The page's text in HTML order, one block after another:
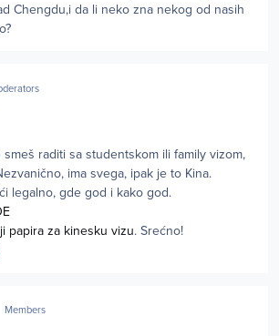
Chengdu,i da li neko zna nekog od nasih
raditi sa studentskom ili family vizom,
ima svega, ipak je to Kina.
legalno, gde god i kako god.
papira za kinesku vizu. Srećno!
Members